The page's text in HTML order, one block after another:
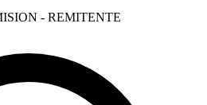
- REMITENTE